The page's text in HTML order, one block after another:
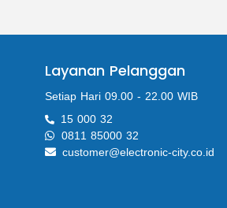
Layanan Pelanggan
Setiap Hari 09.00 - 22.00 WIB
15 000 32
0811 85000 32
customer@electronic-city.co.id